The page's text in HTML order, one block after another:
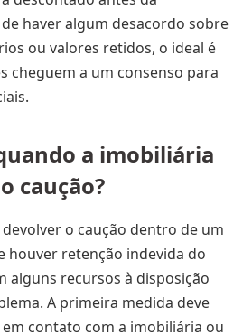
haver algum desacordo sobre
ou valores retidos, o ideal é
cheguem a um consenso para
a imobiliária
caução?
o caução dentro de um
houver retenção indevida do
alguns recursos à disposição
A primeira medida deve
contato com a imobiliária ou